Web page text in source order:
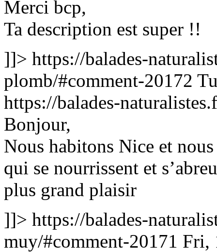
Merci bcp,
Ta description est super !!
]]> https://balades-
plomb/#comment-20172
https://balades-
Bonjour,
Nous habitons Nice et
qui se nourrissent et
plus grand plaisir
]]> https://balades-
muy/#comment-20171 Fri,